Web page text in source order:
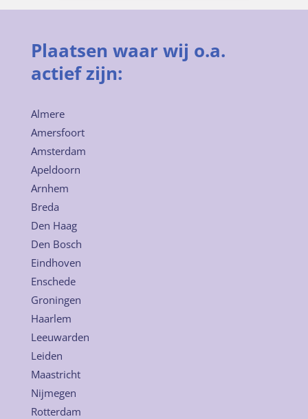
Plaatsen waar wij o.a.
actief zijn:
Almere
Amersfoort
Amsterdam
Apeldoorn
Arnhem
Breda
Den Haag
Den Bosch
Eindhoven
Enschede
Groningen
Haarlem
Leeuwarden
Leiden
Maastricht
Nijmegen
Rotterdam